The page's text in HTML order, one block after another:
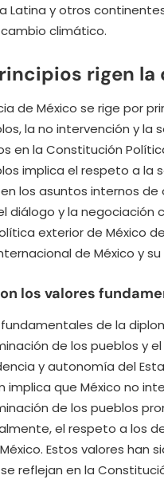
Latina y otros
climático.
rigen
de México se rige por
la no intervención y la
en la Constitución
implica el respeto a la
los asuntos internos
diálogo y la negociación
exterior de México
de México y
los valores
de la
de los pueblos y
y autonomía del
implica que México no
de los pueblos
el respeto a los
Estos valores han
reflejan en la